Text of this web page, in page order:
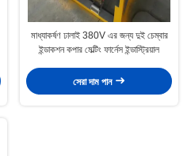
মাধ্যাকর্ষণ ঢালাই 380V এর জন্য দুই চেম্বার
ইন্ডাকশন কপার মেল্টিং ফার্নেস ইন্ডাস্ট্রিয়াল
সেরা দাম পান